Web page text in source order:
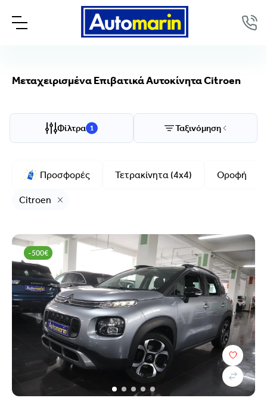
Μεταχειρισμένα Επιβατικά Αυτοκίνητα Citroen
Φίλτρα 1 Ταξινόμηση
Προσφορές Τετρακίνητα (4x4) Οροφή
Citroen
-500€
Μάρκα/Μοντέλο
Citroen
Μοντέλο
Τιμή
Επιλογές χρηματοδότησης
Χρονολογία
Καύσιμο
Χιλιόμετρα